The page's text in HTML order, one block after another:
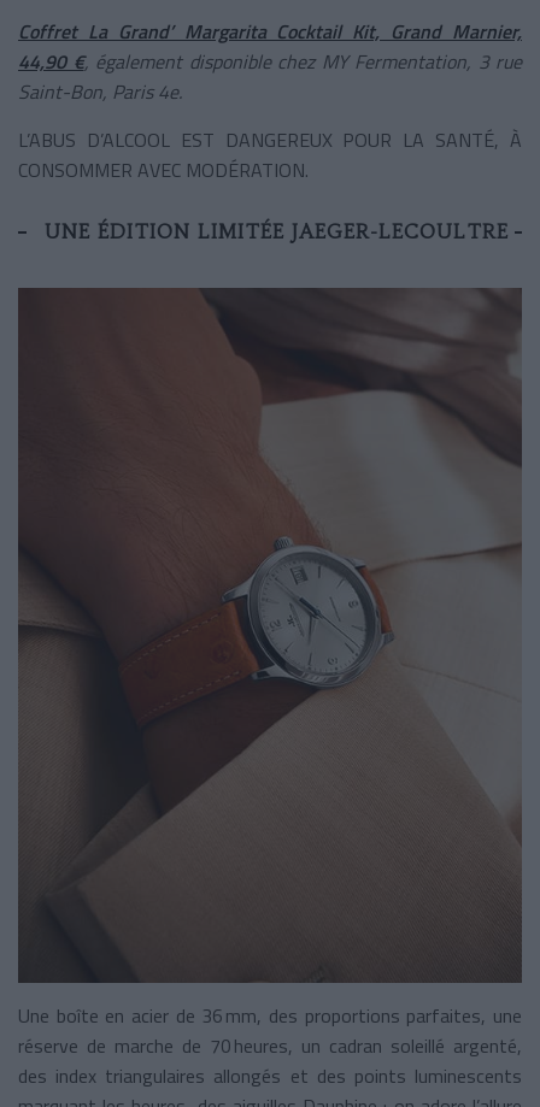
Coffret La Grand’ Margarita Cocktail Kit, Grand Marnier,
44,90 €, également disponible chez MY Fermentation, 3 rue
Saint-Bon, Paris 4e.
L’ABUS D’ALCOOL EST DANGEREUX POUR LA SANTÉ, À
CONSOMMER AVEC MODÉRATION.
UNE ÉDITION LIMITÉE JAEGER-LECOULTRE
Une boîte en acier de 36 mm, des proportions parfaites, une
réserve de marche de 70 heures, un cadran soleillé argenté,
des index triangulaires allongés et des points luminescents